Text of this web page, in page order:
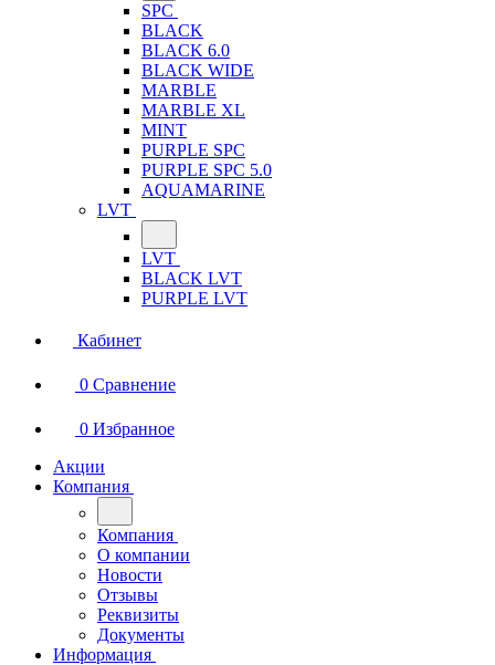
SPC
BLACK
BLACK 6.0
BLACK WIDE
MARBLE
MARBLE XL
MINT
PURPLE SPC
PURPLE SPC 5.0
AQUAMARINE
LVT
LVT
BLACK LVT
PURPLE LVT
Кабинет
0 Сравнение
0 Избранное
Акции
Компания
Компания
О компании
Новости
Отзывы
Реквизиты
Документы
Информация